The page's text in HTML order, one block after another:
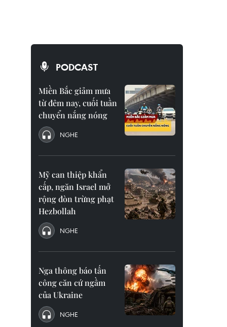
PODCAST
Miền Bắc giảm mưa
từ đêm nay, cuối tuần
chuyển nắng nóng
NGHE
Mỹ can thiệp khẩn
cấp, ngăn Israel mở
rộng đòn trừng phạt
Hezbollah
NGHE
Nga thông báo tấn
công căn cứ ngầm
của Ukraine
NGHE